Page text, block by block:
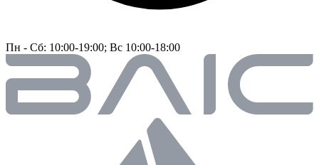
Пн - Сб: 10:00-19:00; Вс 10:00-18:00